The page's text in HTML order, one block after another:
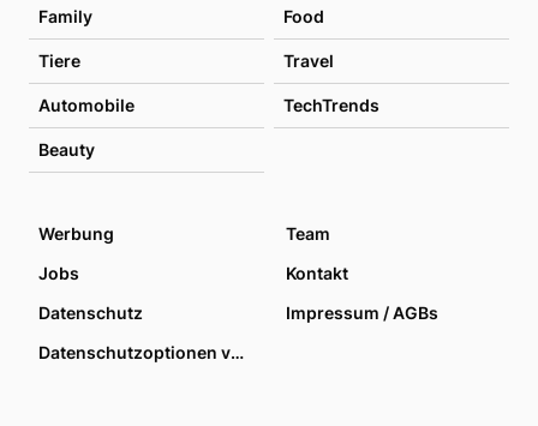
Family Food
Tiere Travel
Automobile TechTrends
Beauty
Werbung
Team
Jobs
Kontakt
Datenschutz
Impressum / AGBs
Datenschutzoptionen verwalten